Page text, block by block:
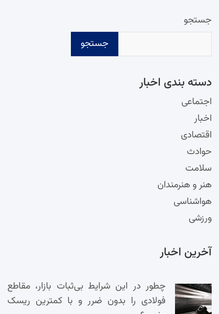
جستجو
جستجو
دسته‌ بندی اخبار
اجتماعی
اخبار
اقتصادی
حوادث
سلامت
هنر و هنرمندان
هواشناسی
ورزشی
آخرین اخبار
چطور در این شرایط بی‌ثبات بازار، مقاطع
فولادی را بدون ضرر و با کمترین ریسک